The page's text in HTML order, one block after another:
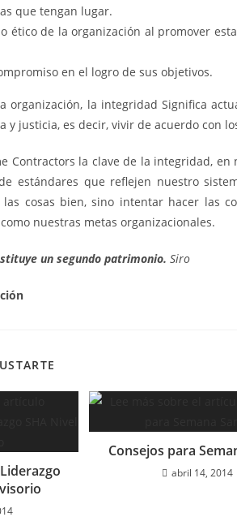
que tengan lugar.
ético de la organización al promover
en el logro de sus objetivos.
organización, la integridad Significa
y justicia, es decir, vivir de acuerdo con
Contractors la clave de la integridad,
estándares que reflejen nuestro
cosas bien, sino intentar hacer las
nuestras metas organizacionales.
un segundo patrimonio. Siro
Consejos para
abril 14, 2014